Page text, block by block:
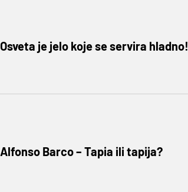
Osveta je jelo koje se servira hladno!
Alfonso Barco – Tapia ili tapija?